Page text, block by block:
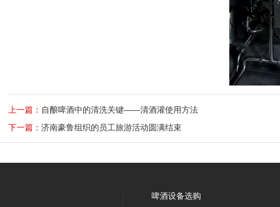
上一篇： 自酿啤酒中的清洗关键——清酒灌使用方法
下一篇： 济南豪鲁组织的员工旅游活动圆满结束
啤酒设备选购